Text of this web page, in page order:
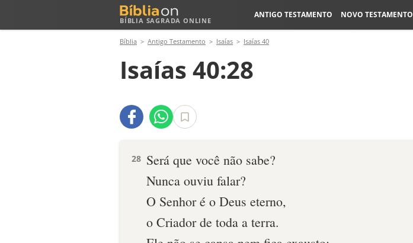
BÍBLIA SAGRADA ONLINE
ANTIGO TESTAMENTO NOVO TESTAMENTO
Bíblia Antigo Testamento Isaías Isaías 40
Isaías 40:28
28 Será que você não sabe?
Nunca ouviu falar?
O Senhor é o Deus eterno,
o Criador de toda a terra.